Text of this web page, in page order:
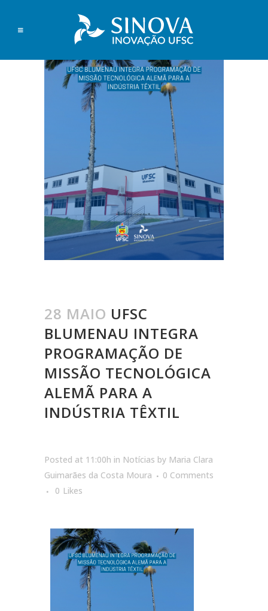
28 MAIO UFSC
BLUMENAU INTEGRA
PROGRAMAÇÃO DE
MISSÃO TECNOLÓGICA
ALEMÃ PARA A
INDÚSTRIA TÊXTIL
Posted at 11:00h in Notícias by Maria Clara
Guimarães da Costa Moura
0 Comments
0 Likes